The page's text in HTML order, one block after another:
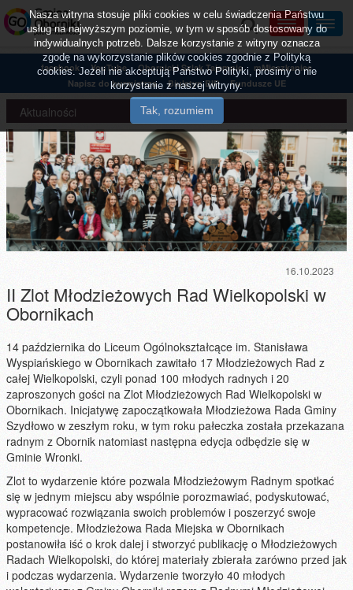
facebook YouTube Obornicki Szlak Tajemnic
mMieszkaniec
Napisz do burmistrza
Biuletyn BIP Fundusze UE
Aktualności
16.10.2023
II Zlot Młodzieżowych Rad Wielkopolski w
Obornikach
14 października do Liceum Ogólnokształcące im. Stanisława
Wyspiańskiego w Obornikach zawitało 17 Młodzieżowych Rad z
całej Wielkopolski, czyli ponad 100 młodych radnych i 20
zaproszonych gości na Zlot Młodzieżowych Rad Wielkopolski w
Obornikach. Inicjatywę zapoczątkowała Młodzieżowa Rada Gminy
Szydłowo w zeszłym roku, w tym roku pałeczka została przekazana
radnym z Obornik natomiast następna edycja odbędzie się w
Gminie Wronki.
Zlot to wydarzenie które pozwala Młodzieżowym Radnym spotkać
się w jednym miejscu aby wspólnie porozmawiać, podyskutować,
wypracować rozwiązania swoich problemów i poszerzyć swoje
kompetencje. Młodzieżowa Rada Miejska w Obornikach
postanowiła iść o krok dalej i stworzyć publikację o Młodzieżowych
Radach Wielkopolski, do której materiały zbierała zarówno przed jak
i podczas wydarzenia. Wydarzenie tworzyło 40 młodych
Nasza witryna stosuje pliki cookies w celu świadczenia Państwu
usług na najwyższym poziomie, w tym w sposób dostosowany do
indywidualnych potrzeb. Dalsze korzystanie z witryny oznacza
zgodę na wykorzystanie plików cookies zgodnie z Polityką
cookies. Jeżeli nie akceptują Państwo Polityki, prosimy o nie
korzystanie z naszej witryny.